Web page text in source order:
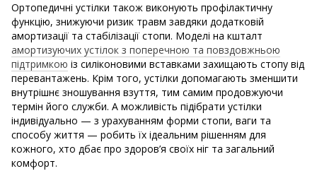
Ортопедичні устілки також виконують профілактичну
функцію, знижуючи ризик травм завдяки додатковій
амортизації та стабілізації стопи. Моделі на кшталт
амортизуючих устілок з поперечною та повздовжньою
підтримкою із силіконовими вставками захищають стопу від
перевантажень. Крім того, устілки допомагають зменшити
внутрішнє зношування взуття, тим самим продовжуючи
термін його служби. А можливість підібрати устілки
індивідуально — з урахуванням форми стопи, ваги та
способу життя — робить їх ідеальним рішенням для
кожного, хто дбає про здоров’я своїх ніг та загальний
комфорт.